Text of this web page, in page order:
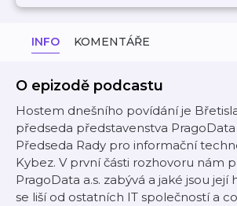
INFO KOMENTÁŘE
O epizodě podcastu
Hostem dnešního povídání je
předseda představenstva PragoData
Předseda Rady pro informační
Kybez. V první části rozhovoru nám
PragoData a.s. zabývá a jaké jsou její
se liší od ostatních IT společností a